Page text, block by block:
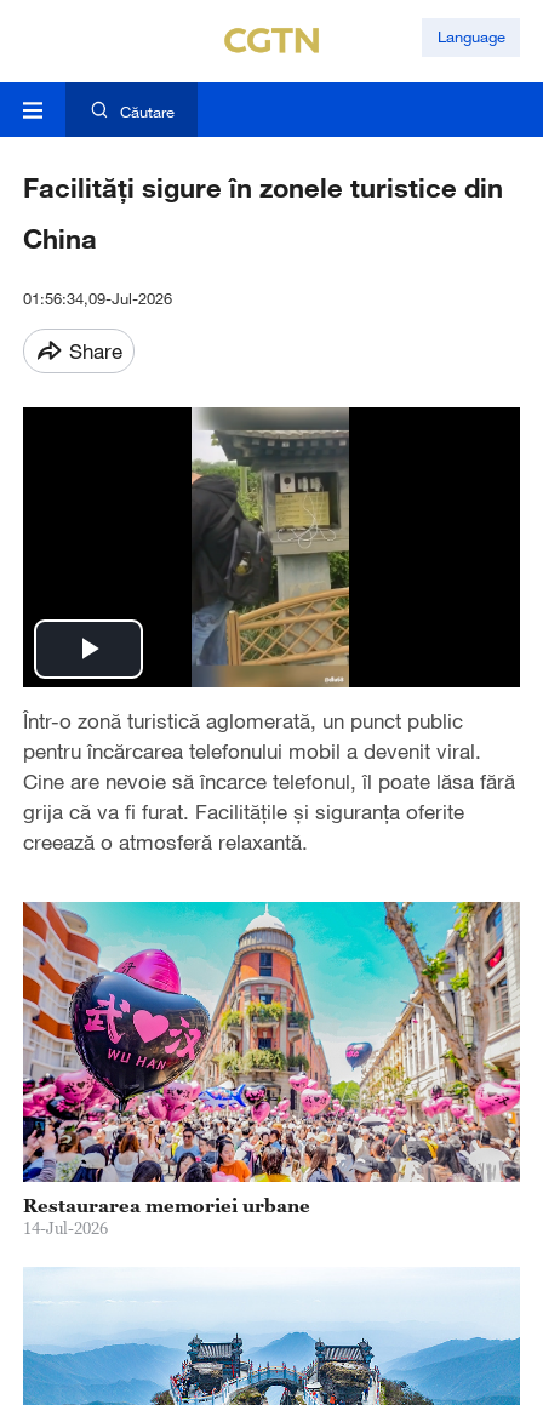
Language
Căutare
Facilități sigure în zonele turistice din
China
01:56:34,09-Jul-2026
Share
Play
Video
Într-o zonă turistică aglomerată, un punct public
pentru încărcarea telefonului mobil a devenit viral.
Cine are nevoie să încarce telefonul, îl poate lăsa fără
grija că va fi furat. Facilitățile și siguranța oferite
creează o atmosferă relaxantă.
Restaurarea memoriei urbane
14-Jul-2026